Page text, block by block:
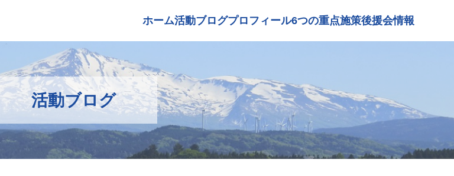
ホーム活動ブログプロフィール6つの重点施策後援会情報
活動ブログ